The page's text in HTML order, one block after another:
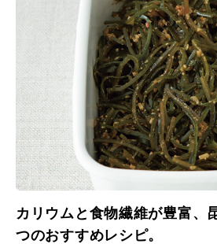
カリウムと食物繊維が豊富、
つのおすすめレシピ。